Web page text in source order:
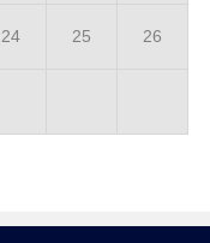
24 25 26